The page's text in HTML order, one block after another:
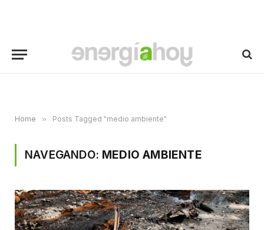
Home » Posts Tagged "medio ambiente"
NAVEGANDO: MEDIO AMBIENTE